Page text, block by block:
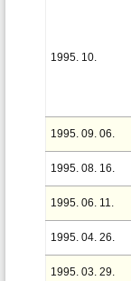
1995. 10.
1995. 09. 06.
1995. 08. 16.
1995. 06. 11.
1995. 04. 26.
1995. 03. 29.